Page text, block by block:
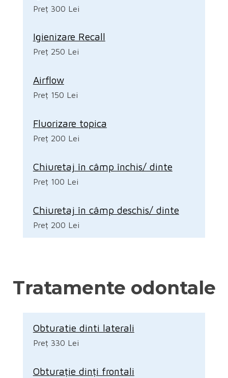
Preț 300 Lei
Igienizare Recall
Preț 250 Lei
Airflow
Preț 150 Lei
Fluorizare topica
Preț 200 Lei
Chiuretaj în câmp închis/ dinte
Preț 100 Lei
Chiuretaj în câmp deschis/ dinte
Preț 200 Lei
Tratamente odontale
Obturatie dinti laterali
Preț 330 Lei
Obturație dinți frontali